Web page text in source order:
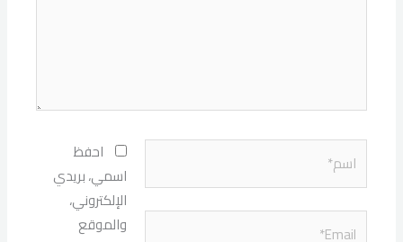
احفظ
اسمي، بريدي
الإلكتروني،
والموقع